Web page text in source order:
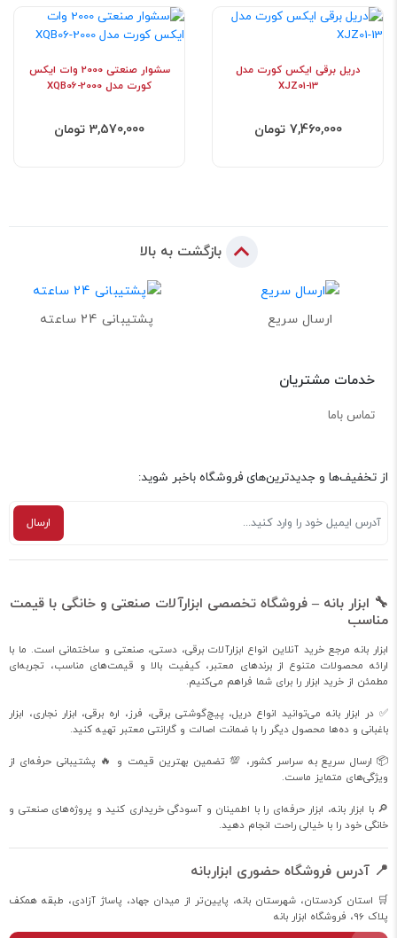
دریل برقی ایکس کورت مدل
XJZ01-13
7,460,000 تومان
سشوار صنعتی 2000 وات ایکس
کورت مدل XQB06-2000
3,570,000 تومان
بازگشت به بالا
ارسال سریع پشتیبانی 24 ساعته
خدمات مشتریان
تماس باما
از تخفیف‌ها و جدیدترین‌های فروشگاه باخبر شوید:
🔧 ابزار بانه – فروشگاه تخصصی ابزارآلات صنعتی و خانگی با قیمت
مناسب
ابزار بانه مرجع خرید آنلاین انواع ابزارآلات برقی، دستی، صنعتی و ساختمانی است. ما با
ارائه محصولات متنوع از برندهای معتبر، کیفیت بالا و قیمت‌های مناسب، تجربه‌ای
مطمئن از خرید ابزار را برای شما فراهم می‌کنیم.
✅ در ابزار بانه می‌توانید انواع دریل، پیچ‌گوشتی برقی، فرز، اره برقی، ابزار نجاری، ابزار
باغبانی و ده‌ها محصول دیگر را با ضمانت اصالت و گارانتی معتبر تهیه کنید.
📦 ارسال سریع به سراسر کشور، 💯 تضمین بهترین قیمت و 🔥 پشتیبانی حرفه‌ای از
ویژگی‌های متمایز ماست.
🔎 با ابزار بانه، ابزار حرفه‌ای را با اطمینان و آسودگی خریداری کنید و پروژه‌های صنعتی و
خانگی خود را با خیالی راحت انجام دهید.
📍 آدرس فروشگاه حضوری ابزاربانه
🛒 استان کردستان، شهرستان بانه، پایین‌تر از میدان جهاد، پاساژ آزادی، طبقه همکف
پلاک 96، فروشگاه ابزار بانه